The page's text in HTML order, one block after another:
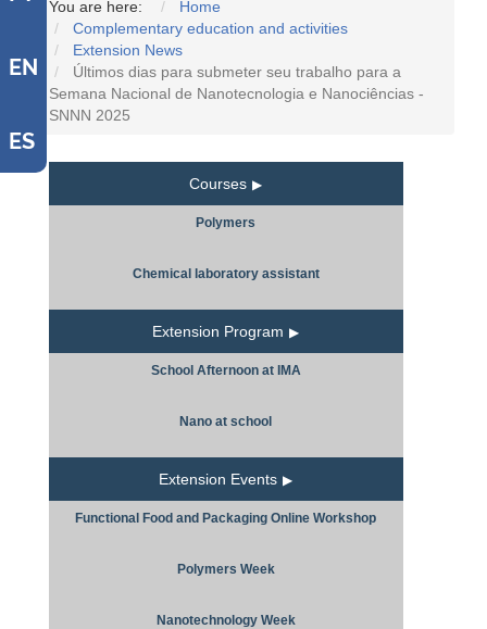
EN
ES
You are here:
Home
Complementary education and activities
Extension News
Últimos dias para submeter seu trabalho para a
Semana Nacional de Nanotecnologia e Nanociências -
SNNN 2025
Courses
Polymers
Chemical laboratory assistant
Extension Program
School Afternoon at IMA
Nano at school
Extension Events
Functional Food and Packaging Online Workshop
Polymers Week
Nanotechnology Week